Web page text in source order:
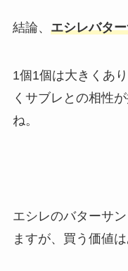
結論、 エシレバタ
1個1個は大きくあ
くサブレとの相性
ね。
エシレのバターサ
ますが、買う価値